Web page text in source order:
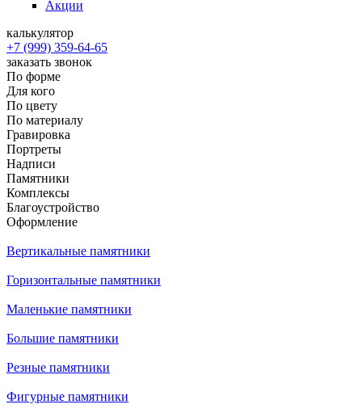
Акции
калькулятор
+7 (999) 359-64-65
заказать звонок
По форме
Для кого
По цвету
По материалу
Гравировка
Портреты
Надписи
Памятники
Комплексы
Благоустройство
Оформление
Вертикальные памятники
Горизонтальные памятники
Маленькие памятники
Большие памятники
Резные памятники
Фигурные памятники